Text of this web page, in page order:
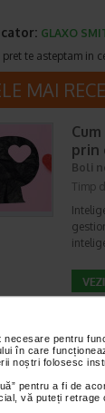
pentru
în care
noștri folosesc
pentru a fi de
vă puteți
GLAXO
pret te asteptam in
MAI
prin
Boli
Timp
Timp
obicei